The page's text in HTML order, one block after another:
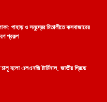
পাহাড় ও সমুদ্রের মিতালীতে কক্সবাজারের
প্রকল্প
হলো এলএনজি টার্মিনাল, জাতীয় গ্রিডে